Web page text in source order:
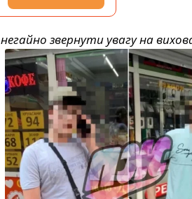
звернути увагу на